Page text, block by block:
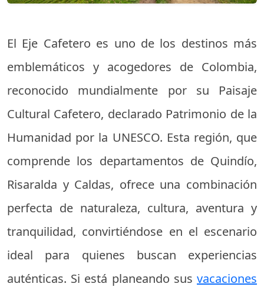
El Eje Cafetero es uno de los destinos más
emblemáticos y acogedores de Colombia,
reconocido mundialmente por su Paisaje
Cultural Cafetero, declarado Patrimonio de la
Humanidad por la UNESCO. Esta región, que
comprende los departamentos de Quindío,
Risaralda y Caldas, ofrece una combinación
perfecta de naturaleza, cultura, aventura y
tranquilidad, convirtiéndose en el escenario
ideal para quienes buscan experiencias
auténticas. Si está planeando sus vacaciones